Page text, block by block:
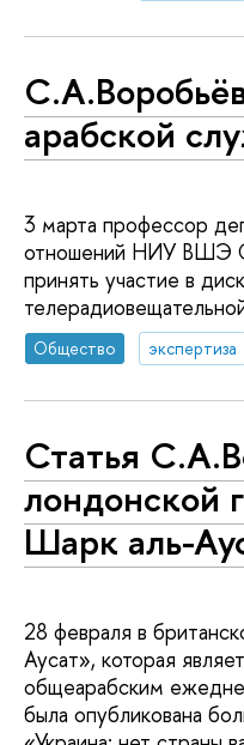
арабской
3 марта профессор
отношений НИУ ВШЭ
принять участие в
Общество экспертиза
Статья
лондонской
Шарк аль-
28 февраля в
Аусат», которая
общеарабским
была опубликована